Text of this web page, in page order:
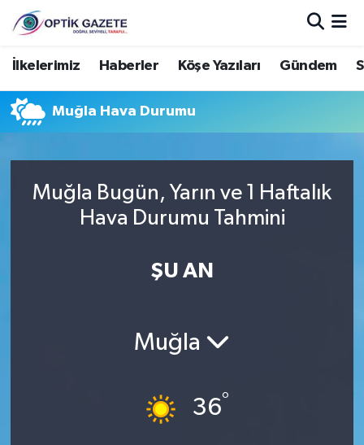
İlkelerimiz Haberler Köşe Yazıları Gündem
Muğla Hava Durumu
Muğla Bugün, Yarın ve 1 Haftalık
Hava Durumu Tahmini
ŞU AN
Muğla
36°
Nöbetçi Eczaneler
Hava Durumu
Trafik Durumu
Süper Lig Puan Durumu ve Fikstür